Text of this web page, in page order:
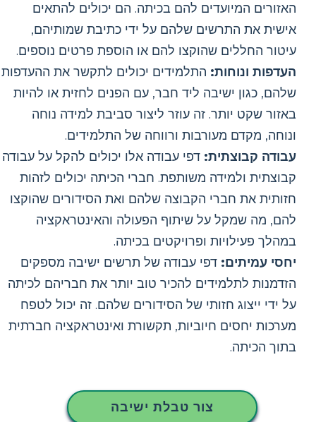
האזורים המיועדים להם בכיתה. הם יכולים להתאים
אישית את התרשים שלהם על ידי כתיבת שמותיהם,
עיטור החללים שהוקצו להם או הוספת פרטים נוספים.
העדפות ונוחות: התלמידים יכולים לתקשר את ההעדפות
שלהם, כגון ישיבה ליד חבר, עם הפנים לחזית או להיות
באזור שקט יותר. זה עוזר ליצור סביבת למידה נוחה
ונוחה, מקדם מעורבות ורווחה של התלמידים.
עבודה קבוצתית: דפי עבודה אלו יכולים להקל על עבודה
קבוצתית ולמידה משותפת. חברי הכיתה יכולים לזהות
חזותית את חברי הקבוצה שלהם ואת הסידורים שהוקצו
להם, מה שמקל על שיתוף הפעולה והאינטראקציה
במהלך פעילויות ופרויקטים בכיתה.
יחסי עמיתים: דפי עבודה של תרשים ישיבה מספקים
הזדמנות לתלמידים להכיר טוב יותר את חבריהם לכיתה
על ידי ייצוג חזותי של הסידורים שלהם. זה יכול לטפח
מערכות יחסים חיוביות, תקשורת ואינטראקציה חברתית
בתוך הכיתה.
צור טבלת ישיבה